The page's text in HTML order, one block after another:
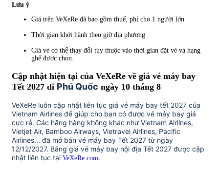
Lưu ý
Giá trên VeXeRe đã bao gồm thuế, phí cho 1 người lớn
Thời gian khởi hành theo giờ địa phương
Giá vé có thể thay đổi tùy thuộc vào thời gian đặt vé và hạng
ghế được chọn.
Cập nhật hiện tại của VeXeRe về giá vé máy bay
Tết 2027 đi Phú Quốc ngày 10 tháng 8
VeXeRe luôn cập nhật liên tục giá vé máy bay tết 2027 của
Vietnam Airlines để giúp cho bạn có được vé máy bay giá
cực rẻ. Các hãng hàng không khác như Vietnam Airlines,
Vietjet Air, Bamboo Airways, Vietravel Airlines, Pacific
Airlines... đã mở bán vé máy bay Tết 2027 từ ngày
12/12/2027. Bảng giá vé máy bay nội địa Tết 2027 được cập
nhật liên tục tại VeXeRe.com.